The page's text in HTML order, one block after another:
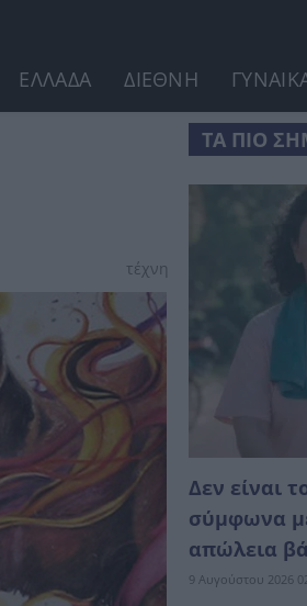
ΕΛΛΑΔΑ ΔΙΕΘΝΗ
τέχνη
ΤΑ ΠΙΟ
Δεν είναι
σύμφωνα
απώλεια
9 Αυγούστου 2026